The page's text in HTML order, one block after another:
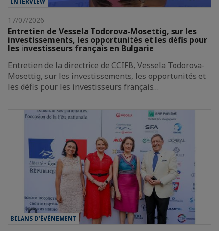
INTERVIEW
17/07/2026
Entretien de Vessela Todorova-Mosettig, sur les
investissements, les opportunités et les défis pour
les investisseurs français en Bulgarie
Entretien de la directrice de CCIFB, Vessela Todorova-
Mosettig, sur les investissements, les opportunités et
les défis pour les investisseurs français…
BILANS D’ÉVÈNEMENT